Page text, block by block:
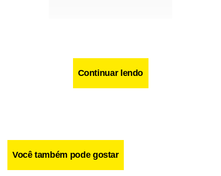
Continuar lendo
Você também pode gostar